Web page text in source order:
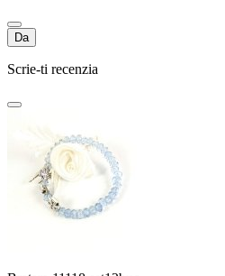
Da
Scrie-ti recenzia